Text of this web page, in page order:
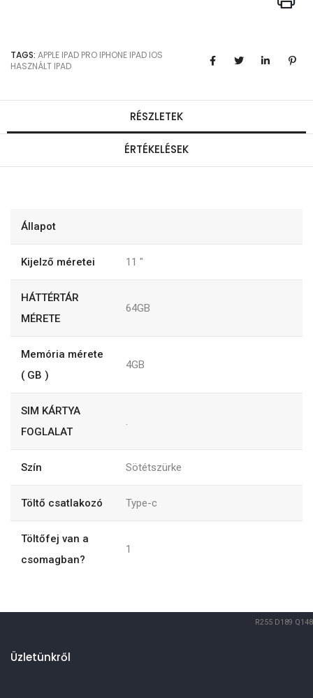
TAGS: APPLE IPAD PRO IPHONE IPAD IOS
HASZNÁLT IPAD
RÉSZLETEK
ÉRTÉKELÉSEK
Állapot
Kijelző méretei 11 "
HÁTTÉRTÁR
MÉRETE
64GB
Memória mérete
( GB )
4GB
SIM KÁRTYA
FOGLALAT
.
Szín Sötétszürke
Töltő csatlakozó Type-c
Töltőfej van a
csomagban?
1
R255 D189 Q148
Üzletünkről